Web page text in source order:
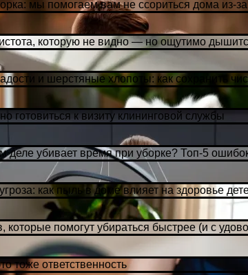
мы помогаем вам не ссориться дома из-
которую не видно — но ощутимо
и шерстяные хлопоты: как сохранить
готовиться к визиту клининговой службы
деле убивает время при уборке? Топ-5
как пыль в доме влияет на здоровье
которые помогут убираться быстрее (и с
тоже ответственность